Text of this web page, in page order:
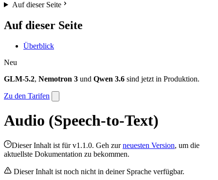
Auf dieser Seite
Auf dieser Seite
Überblick
Neu
GLM-5.2, Nemotron 3 und Qwen 3.6 sind jetzt in Produktion.
Zu den Tarifen
Audio (Speech-to-Text)
Dieser Inhalt ist für v1.1.0. Geh zurneuesten Version, um die
aktuellste Dokumentation zu bekommen.
Dieser Inhalt ist noch nicht in deiner Sprache verfügbar.